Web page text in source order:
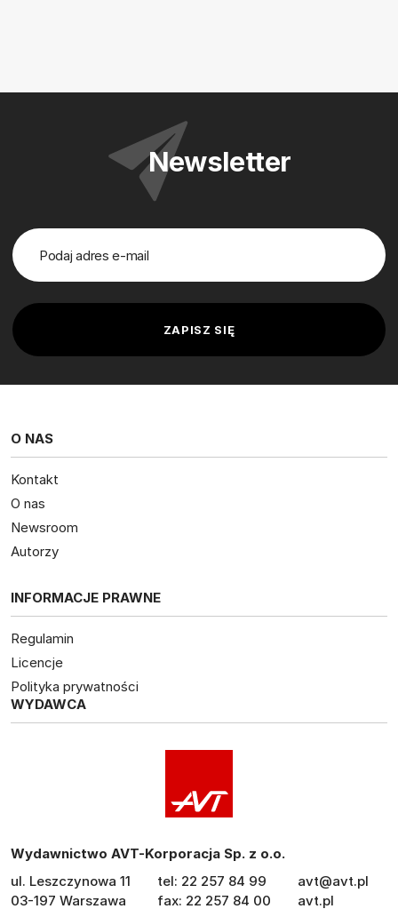
Newsletter
O NAS
Kontakt
O nas
Newsroom
Autorzy
INFORMACJE PRAWNE
Regulamin
Licencje
Polityka prywatności
WYDAWCA
Wydawnictwo AVT-Korporacja Sp. z o.o.
ul. Leszczynowa 11
03-197 Warszawa
tel: 22 257 84 99
fax: 22 257 84 00
avt@avt.pl
avt.pl